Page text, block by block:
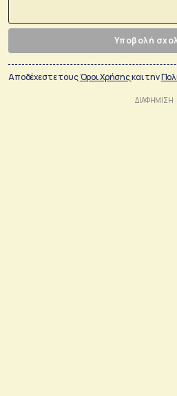
Υποβολή
Αποδέχεστε τουςΌροι Χρήσηςκαι την